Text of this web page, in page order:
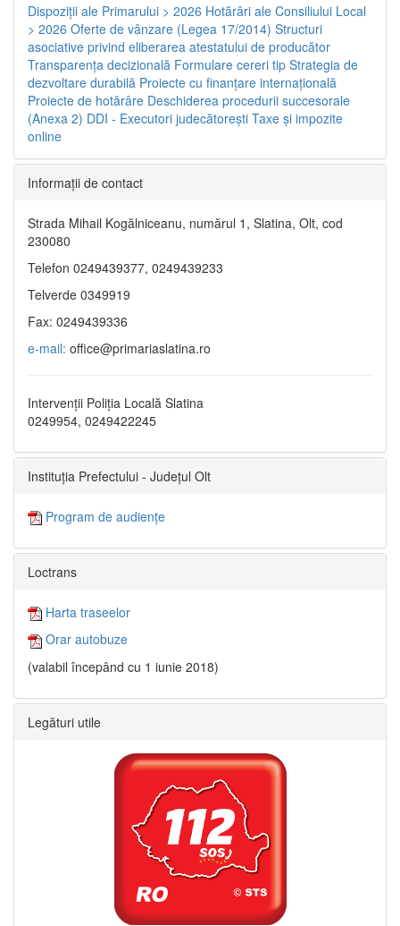
Dispoziţii ale Primarului > 2026 Hotărâri ale Consiliului Local
> 2026 Oferte de vânzare (Legea 17/2014) Structuri
asociative privind eliberarea atestatului de producător
Transparenţa decizională Formulare cereri tip Strategia de
dezvoltare durabilă Proiecte cu finanţare internaţională
Proiecte de hotărâre Deschiderea procedurii succesorale
(Anexa 2) DDI - Executori judecătorești Taxe şi impozite
online
Informaţii de contact
Strada Mihail Kogălniceanu, numărul 1, Slatina, Olt, cod
230080
Telefon 0249439377, 0249439233
Telverde 0349919
Fax: 0249439336
e-mail: office@primariaslatina.ro
Intervenții Poliția Locală Slatina
0249954, 0249422245
Instituția Prefectului - Județul Olt
Program de audiențe
Loctrans
Harta traseelor
Orar autobuze
(valabil începând cu 1 iunie 2018)
Legături utile